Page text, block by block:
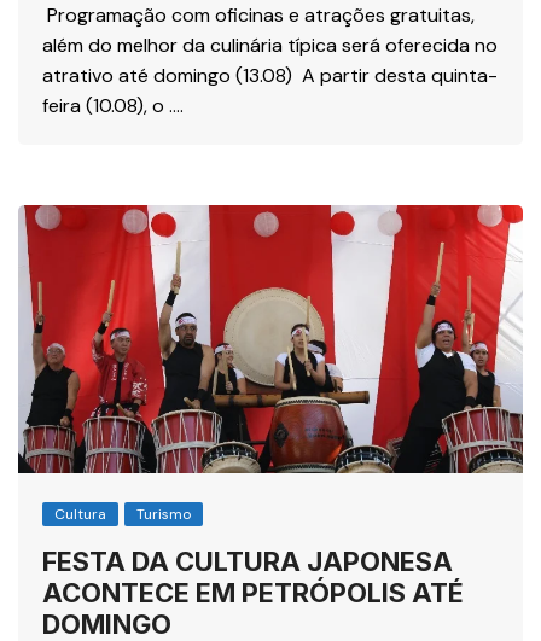
Programação com oficinas e atrações gratuitas,
além do melhor da culinária típica será oferecida no
atrativo até domingo (13.08) A partir desta quinta-
feira (10.08), o ….
Cultura Turismo
FESTA DA CULTURA JAPONESA
ACONTECE EM PETRÓPOLIS ATÉ
DOMINGO